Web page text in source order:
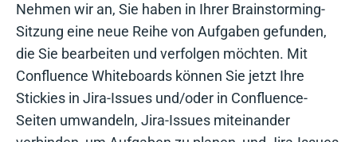
Nehmen wir an, Sie haben in Ihrer Brainstorming-
Sitzung eine neue Reihe von Aufgaben gefunden,
die Sie bearbeiten und verfolgen möchten. Mit
Confluence Whiteboards können Sie jetzt Ihre
Stickies in Jira-Issues und/oder in Confluence-
Seiten umwandeln, Jira-Issues miteinander